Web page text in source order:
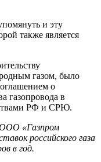
и эту
также является
газом, было
о
газопровода в
РФ и СРЮ.
ООО «Газпром
российского газа
в год.